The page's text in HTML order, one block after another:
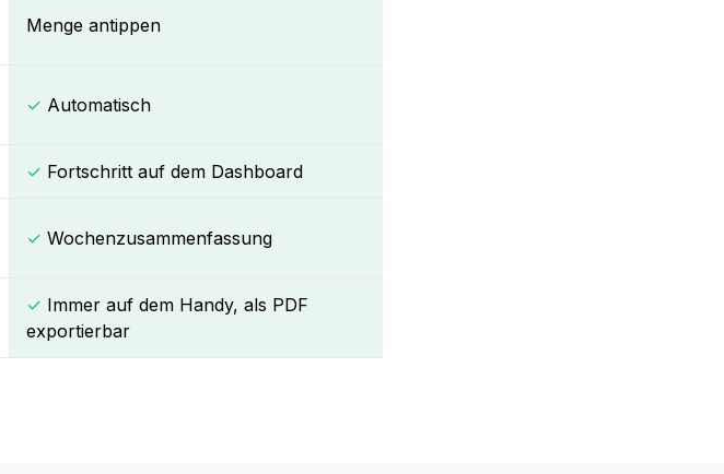
Menge antippen
✓ Automatisch
✓ Fortschritt auf dem Dashboard
✓ Wochenzusammenfassung
✓ Immer auf dem Handy, als PDF
exportierbar